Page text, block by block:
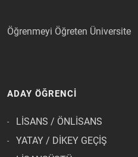
Öğrenmeyi Öğreten Üniversite
ADAY ÖĞRENCİ
LİSANS / ÖNLİSANS
YATAY / DİKEY GEÇİŞ